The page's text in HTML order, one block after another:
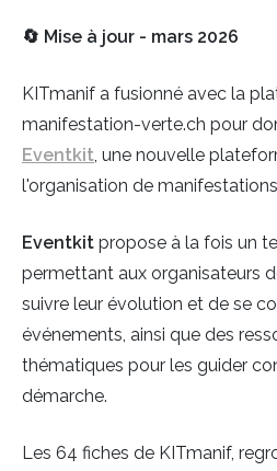
🔄 Mise à jour - mars 2026
KITmanif a fusionné avec la
manifestation-verte.ch pour
Eventkit , une nouvelle
l'organisation de
Eventkit propose à la fois un
permettant aux organisateurs
suivre leur évolution et de se
événements, ainsi que des
thématiques pour les guider
démarche.
Les 64 fiches de KITmanif,